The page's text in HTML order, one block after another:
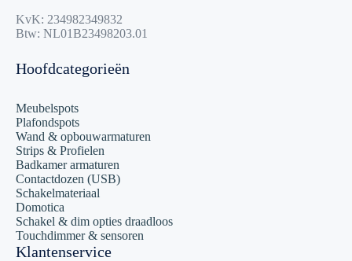
KvK: 234982349832
Btw: NL01B23498203.01
Hoofdcategorieën
Meubelspots
Plafondspots
Wand & opbouwarmaturen
Strips & Profielen
Badkamer armaturen
Contactdozen (USB)
Schakelmateriaal
Domotica
Schakel & dim opties draadloos
Touchdimmer & sensoren
Klantenservice